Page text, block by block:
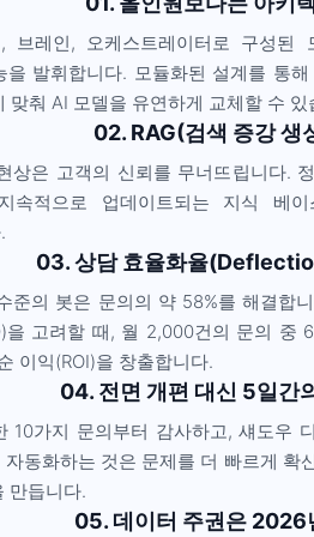
, 브레인, 오케스트레이터로 구성
을 발휘합니다. 모듈화된 설계를 통
맞춰 AI 모델을 유연하게 교체할 수 있
02. RAG(검색 증강 생
상은 고객의 신뢰를 무너뜨립니다.
속적으로 업데이트되는 지식 베
03. 상담 효율화율
준의 봇은 문의의 약 58%를 해결합
을 고려할 때, 월 2,000건의 문의 중
이익(ROI)을 창출합니다.
04. 전면 개편 대신 5일간
10가지 문의부터 감사하고, 섀도우
자동화하는 것은 문제를 더 빠르게 확
만듭니다.
05. 데이터 주권은 2026